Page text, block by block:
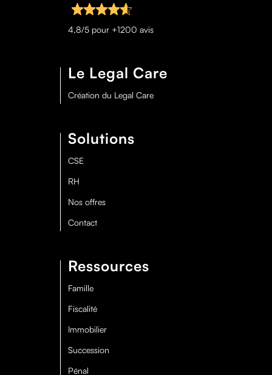
4,8/5 pour +1200 avis
Le Legal Care
Création du Legal Care
Solutions
CSE
RH
Nos offres
Contact
Ressources
Famille
Fiscalité
Immobilier
Succession
Pénal